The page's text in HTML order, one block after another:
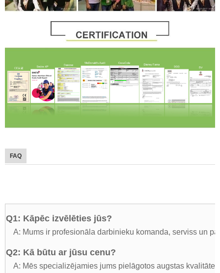
FAQ
Q1: Kāpēc izvēlēties jūs?
A: Mums ir profesionāla darbinieku komanda, serviss un
Q2: Kā būtu ar jūsu cenu?
A: Mēs specializējamies jums pielāgotos augstas